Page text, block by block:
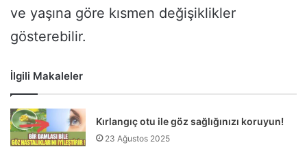
ve yaşına göre kısmen değişiklikler
gösterebilir.
İlgili Makaleler
Kırlangıç otu ile göz sağlığınızı koruyun!
23 Ağustos 2025